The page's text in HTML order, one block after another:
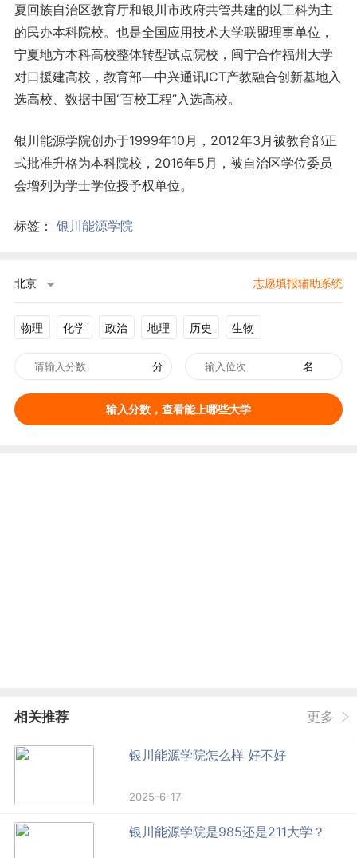
夏回族自治区教育厅和银川市政府共管共建的以工科为主
的民办本科院校。也是全国应用技术大学联盟理事单位，
宁夏地方本科高校整体转型试点院校，闽宁合作福州大学
对口援建高校，教育部—中兴通讯ICT产教融合创新基地入
选高校、数据中国“百校工程”入选高校。
银川能源学院创办于1999年10月，2012年3月被教育部正
式批准升格为本科院校，2016年5月，被自治区学位委员
会增列为学士学位授予权单位。
标签： 银川能源学院
北京 志愿填报辅助系统
物理 化学 政治 地理 历史 生物
分 名
输入分数，查看能上哪些大学
相关推荐 更多
银川能源学院怎么样 好不好
2025-6-17
银川能源学院是985还是211大学？